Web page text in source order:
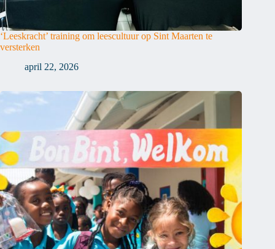
‘Leeskracht’ training om leescultuur op Sint Maarten te
versterken
april 22, 2026